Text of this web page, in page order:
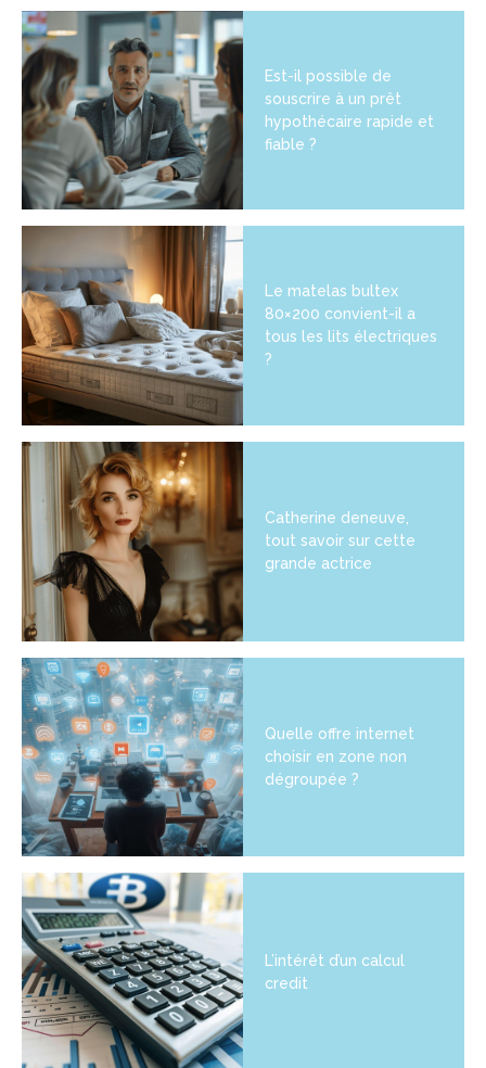
Est-il possible de
souscrire à un prêt
hypothécaire rapide et
fiable ?
Le matelas bultex
80×200 convient-il a
tous les lits électriques
?
Catherine deneuve,
tout savoir sur cette
grande actrice
Quelle offre internet
choisir en zone non
dégroupée ?
L’intérêt d’un calcul
credit